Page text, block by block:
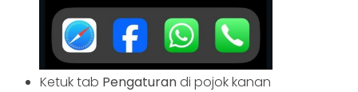
Ketuk tab Pengaturandi pojok kanan